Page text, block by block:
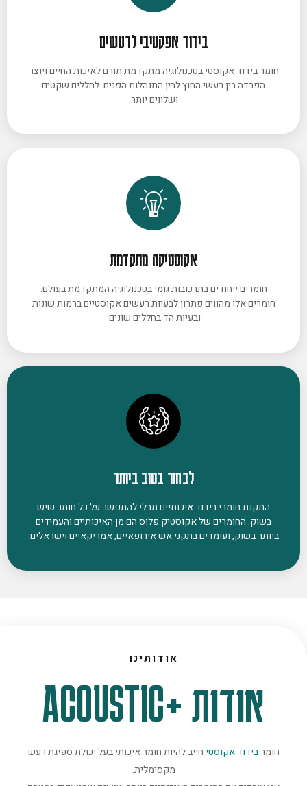
בידוד אפקטיבי לרעשים
חומר בידוד אקוסטי בטכנולוגיה מתקדמת תורם לאיכות החיים ויוצר
הפרדה בין רעשי החוץ לבין התנהלות הפנים. לחללים שקטים
ושלווים יותר.
אקוסטיקה מתקדמת
חומרים ייחודים בתרכובות גומי בטכנולוגיה המתקדמת בעולם.
חומרים אלו מהווים פתרון לבעיות רעשים אקוסטיים ברמות שונות
ובעיות הד בחללים שונים.
לבחור בטוב ביותר
התקנת חומרי בידוד איכותיים מבלי להתפשר על כל חומר שיש
בשוק. החומרים של אקוסטיק פלוס הם מן האיכותיים והעמידים
ביותר בשוק, ועומדים בתקני אש אירופאיים, אמריקאיים וישראלים.
אודותינו
אודות +ACOUSTIC
חומרבידוד אקוסטיחייב להיות חומר איכותי בעל יכולת ספיגת רעש
מקסימלית.